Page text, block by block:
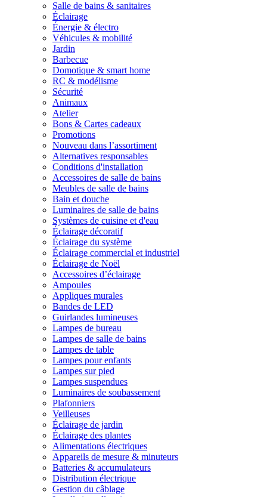
Salle de bains & sanitaires
Éclairage
Énergie & électro
Véhicules & mobilité
Jardin
Barbecue
Domotique & smart home
RC & modélisme
Sécurité
Animaux
Atelier
Bons & Cartes cadeaux
Promotions
Nouveau dans l’assortiment
Alternatives responsables
Conditions d'installation
Accessoires de salle de bains
Meubles de salle de bains
Bain et douche
Luminaires de salle de bains
Systèmes de cuisine et d'eau
Éclairage décoratif
Éclairage du système
Éclairage commercial et industriel
Éclairage de Noël
Accessoires d’éclairage
Ampoules
Appliques murales
Bandes de LED
Guirlandes lumineuses
Lampes de bureau
Lampes de salle de bains
Lampes de table
Lampes pour enfants
Lampes sur pied
Lampes suspendues
Luminaires de soubassement
Plafonniers
Veilleuses
Éclairage de jardin
Éclairage des plantes
Alimentations électriques
Appareils de mesure & minuteurs
Batteries & accumulateurs
Distribution électrique
Gestion du câblage